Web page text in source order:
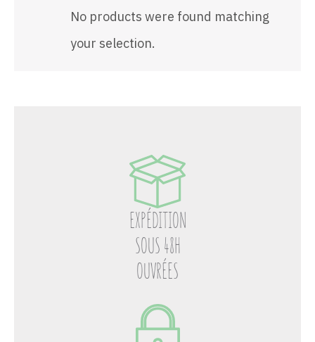
No products were found matching
your selection.
EXPÉDITION
SOUS 48H
OUVRÉES